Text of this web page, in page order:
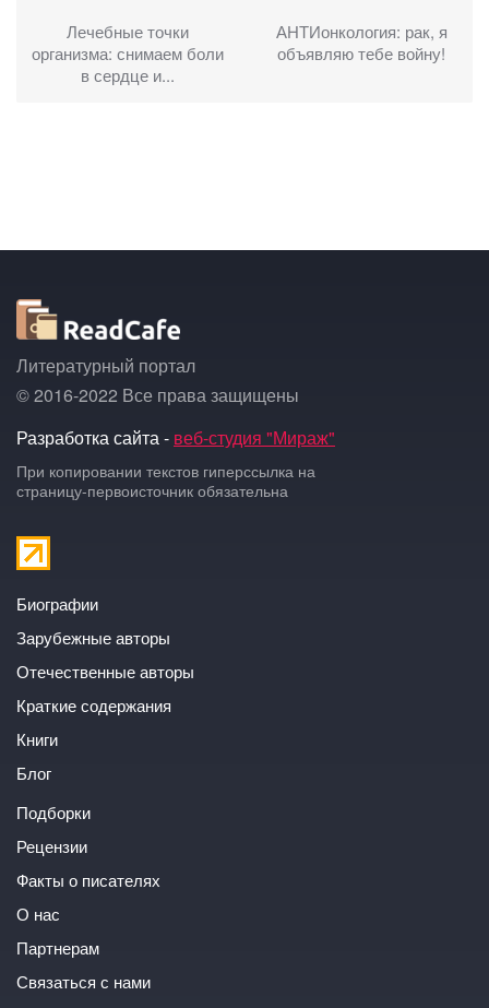
Лечебные точки
организма: снимаем боли
в сердце и...
АНТИонкология: рак, я
объявляю тебе войну!
Литературный портал
© 2016-2022 Все права защищены
Разработка сайта - веб-студия "Мираж"
При копировании текстов гиперссылка на
страницу-первоисточник обязательна
Биографии
Зарубежные авторы
Отечественные авторы
Краткие содержания
Книги
Блог
Подборки
Рецензии
Факты о писателях
О нас
Партнерам
Связаться с нами